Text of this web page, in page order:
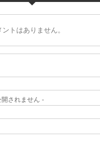
トはありません。
されません -